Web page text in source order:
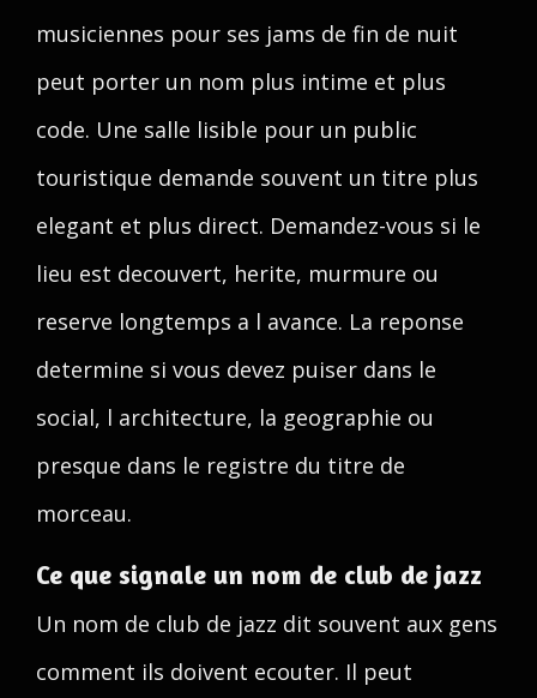
musiciennes pour ses jams de fin de nuit
peut porter un nom plus intime et plus
code. Une salle lisible pour un public
touristique demande souvent un titre plus
elegant et plus direct. Demandez-vous si le
lieu est decouvert, herite, murmure ou
reserve longtemps a l avance. La reponse
determine si vous devez puiser dans le
social, l architecture, la geographie ou
presque dans le registre du titre de
morceau.
Ce que signale un nom de club de jazz
Un nom de club de jazz dit souvent aux gens
comment ils doivent ecouter. Il peut